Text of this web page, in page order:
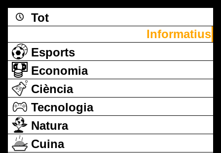
Tot
Informatius
Esports
Economia
Ciència
Tecnologia
Natura
Cuina